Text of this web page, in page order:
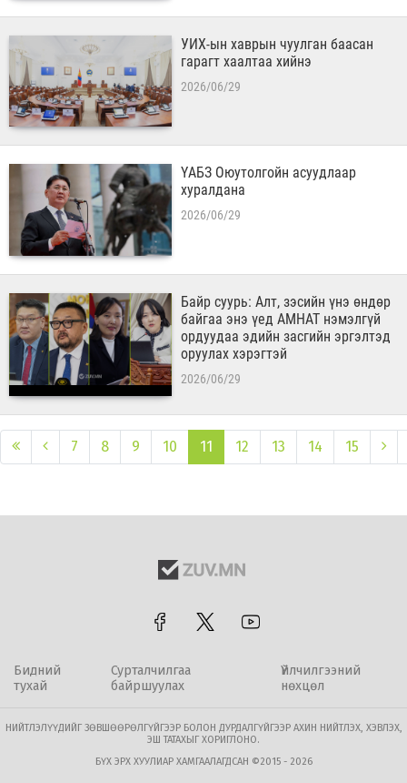
УИХ-ын хаврын чуулган баасан
гарагт хаалтаа хийнэ
2026/06/29
ҮАБЗ Оюутолгойн асуудлаар
хуралдана
2026/06/29
Байр суурь: Алт, зэсийн үнэ өндөр
байгаа энэ үед АМНАТ нэмэлгүй
ордуудаа эдийн засгийн эргэлтэд
оруулах хэрэгтэй
2026/06/29
7 8 9 10 11 12 13 14 15
Бидний
тухай
Сурталчилгаа
байршуулах
Үйлчилгээний
нөхцөл
НИЙТЛЭЛҮҮДИЙГ ЗӨВШӨӨРӨЛГҮЙГЭЭР БОЛОН ДУРДАЛГҮЙГЭЭР АХИН НИЙТЛЭХ, ХЭВЛЭХ,
ЭШ ТАТАХЫГ ХОРИГЛОНО.
БҮХ ЭРХ ХУУЛИАР ХАМГААЛАГДСАН ©2015 - 2026